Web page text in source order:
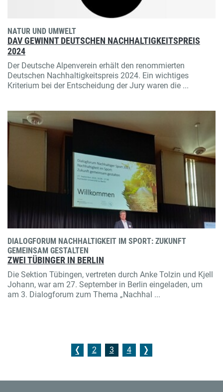
NATUR UND UMWELT
DAV GEWINNT DEUTSCHEN NACHHALTIGKEITSPREIS
2024
Der Deutsche Alpenverein erhält den renommierten
Deutschen Nachhaltigkeitspreis 2024. Ein wichtiges
Kriterium bei der Entscheidung der Jury waren die ...
DIALOGFORUM NACHHALTIGKEIT IM SPORT: ZUKUNFT
GEMEINSAM GESTALTEN
ZWEI TÜBINGER IN BERLIN
Die Sektion Tübingen, vertreten durch Anke Tolzin und Kjell
Johann, war am 27. September in Berlin eingeladen, um
am 3. Dialogforum zum Thema „Nachhal ...
2 3 4